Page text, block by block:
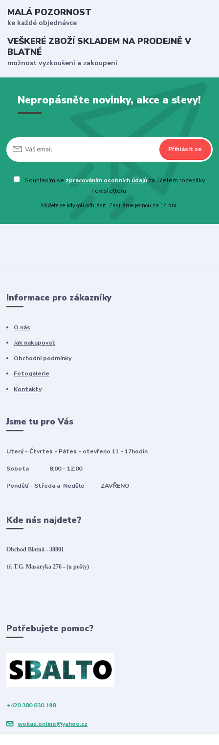
MALÁ POZORNOST
ke každé objednávce
VEŠKERÉ ZBOŽÍ SKLADEM NA PRODEJNĚ V
BLATNÉ
možnost vyzkoušení a zakoupení
Nepropásněte novinky, akce a slevy!
Přihlásit se
Souhlasím se zpracováním osobních údajů za účelem rozesílky
newsletteru.
Můžete se kdykoli odhlásit. Zasíláme jednou za 14 dní.
Informace pro zákazníky
O nás
Jak nakupovat
Obchodní podmínky
Fotogalerie
Kontakty
Jsme tu pro Vás
Uterý - Čtvrtek - Pátek - otevřeno 11 - 17hodin
Sobota 8:00 - 12:00
Pondělí - Středa a Neděle ZAVŘENO
Kde nás najdete?
Obchod Blatná - 38801
tř. T.G. Masaryka 276 - (u pošty)
Potřebujete pomoc?
+420 380 830 198
wokas.online@yahoo.cz